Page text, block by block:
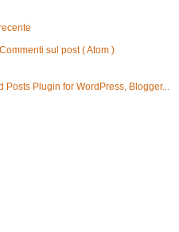
Commenti sul post ( Atom )